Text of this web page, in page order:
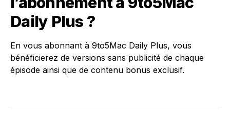
Daily Plus ?
En vous abonnant à 9to5Mac Daily Plus, vous
bénéficierez de versions sans publicité de chaque
épisode ainsi que de contenu bonus exclusif.